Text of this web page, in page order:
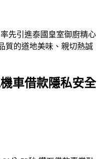
先引進泰國皇室御廚精心
質的道地美味、親切熱誠
車借款隱私安全